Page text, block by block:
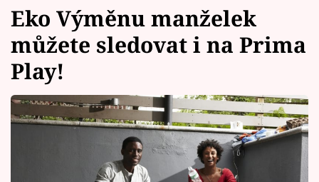
Témata
Celebrity
Vztahy
Eko Výměnu manželek
můžete sledovat i na Prima
Play!